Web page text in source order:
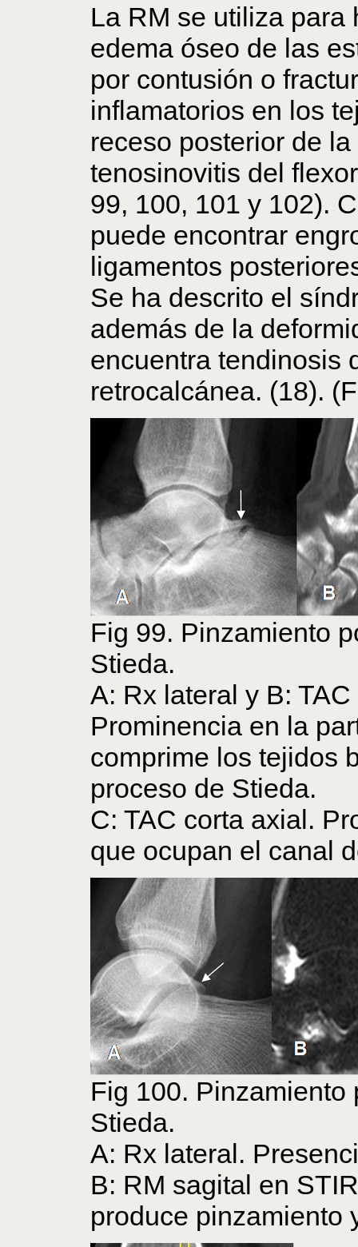
La RM se utiliza para
edema óseo de las
por contusión o
inflamatorios en los
receso posterior de
tenosinovitis del
99, 100, 101 y 102).
puede encontrar
ligamentos
Se ha descrito el
además de la
encuentra tendinosis
retrocalcánea. (18).
Fig 99. Pinzamiento
Stieda.
A: Rx lateral y B:
Prominencia en la
comprime los tejidos
proceso de Stieda.
C: TAC corta axial.
que ocupan el canal
Fig 100. Pinzamiento
Stieda.
A: Rx lateral.
B: RM sagital en
produce pinzamiento